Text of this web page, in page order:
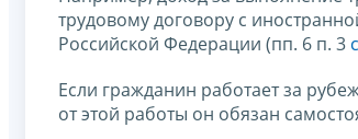
трудовому договору с
Российской Федерации (пп. 6 п. 3
Если гражданин работает за
от этой работы он обязан